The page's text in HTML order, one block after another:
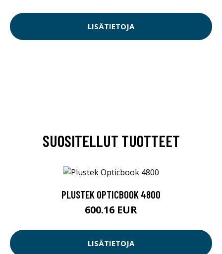
LISÄTIETOJA
SUOSITELLUT TUOTTEET
PLUSTEK OPTICBOOK 4800
600.16 EUR
LISÄTIETOJA